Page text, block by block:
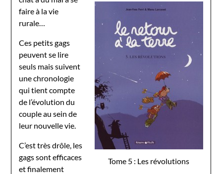
Tome 5 : Les révolutions
faire à la vie
rurale…
Ces petits gags
peuvent se lire
seuls mais suivent
une chronologie
qui tient compte
de l’évolution du
couple au sein de
leur nouvelle vie.
C’est très drôle, les
gags sont efficaces
et finalement